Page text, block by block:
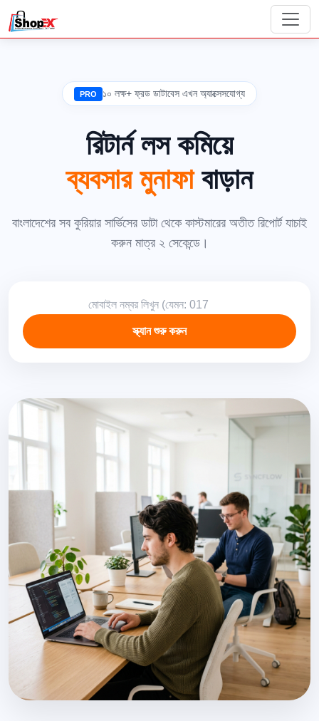
PRO ১০ লক্ষ+ ফ্রড ডাটাবেস এখন অ্যাক্সেসযোগ্য
রিটার্ন লস কমিয়ে
ব্যবসার মুনাফাবাড়ান
বাংলাদেশের সব কুরিয়ার সার্ভিসের ডাটা থেকে কাস্টমারের অতীত রিপোর্ট যাচাই
করুন মাত্র ২ সেকেন্ডে।
স্ক্যান শুরু করুন